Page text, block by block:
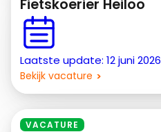
Fietskoerier Heiloo
Laatste update: 12 juni 2026
Bekijk vacature
VACATURE